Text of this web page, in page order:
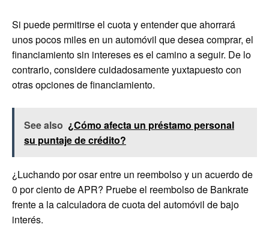
Si puede permitirse el cuota y entender que ahorrará
unos pocos miles en un automóvil que desea comprar, el
financiamiento sin intereses es el camino a seguir. De lo
contrario, considere cuidadosamente yuxtapuesto con
otras opciones de financiamiento.
See also ¿Cómo afecta un préstamo personal
su puntaje de crédito?
¿Luchando por osar entre un reembolso y un acuerdo de
0 por ciento de APR? Pruebe el reembolso de Bankrate
frente a la calculadora de cuota del automóvil de bajo
interés.